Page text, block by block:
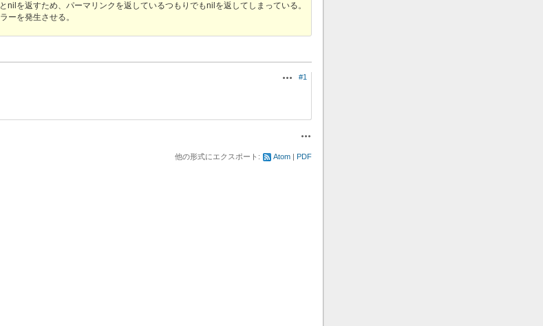
nilを返すため、パーマリンクを返しているつもりでもnilを返してしまっている。
ーを発生させる。
操作
#1
他の形式にエクスポート: Atom PDF